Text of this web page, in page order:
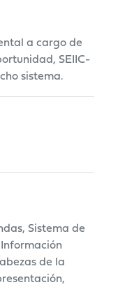
a cargo de
SEIIC-
sistema.
Sistema de
de la